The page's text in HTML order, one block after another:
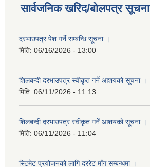
सार्वजनिक खरिद/बोलपत्र सूचना
दरभाउपत्र पेश गर्ने सम्बन्धि सूचना ।
मिति: 06/16/2026 - 13:00
शिलबन्दी दरभाउपत्र स्वीकृत गर्ने आशयको सूचना ।
मिति: 06/11/2026 - 11:13
शिलबन्दी दरभाउपत्र स्वीकृत गर्ने आशयको सूचना ।
मिति: 06/11/2026 - 11:04
स्टिमेट प्रयोजनको लागि दररेट माँग सम्बन्धमा ।